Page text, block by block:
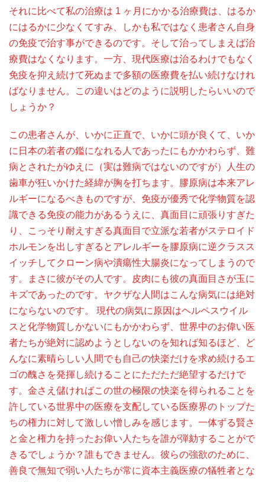
それに比べて私の治療は 1 ヶ月にかかる治療費は、はるか
にはるかに少なくてすみ、しかも私ではなく患者さん自身
の免疫で治す事ができるのです。そして治ってしまえば治
療費はなくなります。一方、現代医療は治るわけでもなく
免疫を抑え続けて死ぬまで多額の医療費を払い続けなけれ
ばなりません。この違いはどのように説明したらいいので
しょうか？
この患者さんが、いかに正直で、いかに頭が良くて、いか
に日本の若者の鑑になれる人であったにもかかわらず、難
病とされたがゆえに（実は難病ではないのですが）人生の
歯車が狂いかけた経緯が胸を打ちます。膠原病は本来アレ
ルギーになるべきものですが、免疫が優秀で化学物質を認
識できる免疫の能力があるうえに、真面目に頑張りすぎた
り、こっそり耐えすぎる真面目で立派な若者がステロイド
ホルモンを出しすぎるとアレルギーを膠原病に逆クラスス
イッチしてクローン病や潰瘍性大腸炎になってしまうので
す。まさに彼がその人です。皮肉にも彼の真面目さが玉に
キズであったのです。ヤクザな人間はこんな病気には絶対
にならないのです。 現代の病気に原因はヘルペスウイル
スと化学物質しかないにもかかわらず、世界中のお偉い医
者たちが絶対に認めようとしないのを知れば知るほど、ど
んなに素晴らしい人間でも自己の快楽だけを求め続けるエ
ゴの醜さを発揮し続けることにただただ絶望するだけで
す。金さえ儲ければこの世の極限の快楽を得られることを
許している世界中の医療を支配している医療界のトップた
ちの権力に対して激しい憎しみを感じます。一体ずる賢さ
と金と権力を持ったお偉い人たちを誰が弾劾することがで
きるでしょうか？誰もできません。彼らの強欲のために、
善良で無知で弱い人たちが常に資本主義医療の犠牲者とな